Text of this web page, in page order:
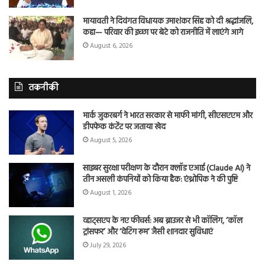
मायावती ने दिवंगत विधायक उमाशंकर सिंह को दी श्रद्धांजलि,
कहा— परिवार की इच्छा पर बेटे को राजनीति में लाएंगे आगे
August 6, 2026
तकनीकी
मार्क जुकरबर्ग ने भारत सरकार से माफी मांगी, सीएसएएम और
डीपफेक कंटेंट पर जताया खेद
August 5, 2026
साइबर सुरक्षा परीक्षण के दौरान क्लॉड एआई (Claude AI) ने
तीन असली कंपनियों को किया हैक: एंथ्रोपिक ने की पुष्टि
August 1, 2026
व्हाट्सएप के नए फीचर्स: अब ब्राउजर से भी कॉलिंग, ‘कॉल
ट्रांसफर’ और ‘वेटिंग रूम’ जैसी शानदार सुविधाएं
July 29, 2026